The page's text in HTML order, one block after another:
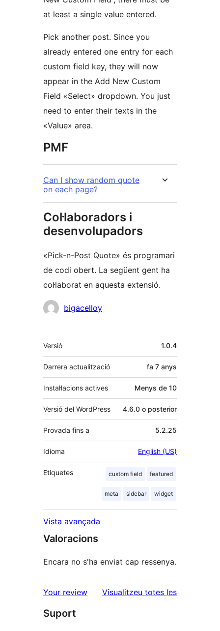
at least a single value entered.
Pick another post. Since you
already entered one entry for each
custom field key, they will now
appear in the Add New Custom
Field «Select» dropdown. You just
need to enter their texts in the
«Value» area.
PMF
Can I show random quote
on each page?
Col·laboradors i
desenvolupadors
«Pick-n-Post Quote» és programari
de codi obert. La següent gent ha
col·laborat en aquesta extensió.
Col·laboradors
bigacelloy
Meta
Versió 1.0.4
Darrera actualització fa 7 anys
Instal·lacions actives Menys de 10
Versió del WordPress 4.6.0 o posterior
Provada fins a 5.2.25
Idioma English (US)
Etiquetes custom field featured
meta sidebar widget
Vista avançada
Valoracions
Encara no s'ha enviat cap ressenya.
Your review Visualitzeu totes lesressenyes
Suport